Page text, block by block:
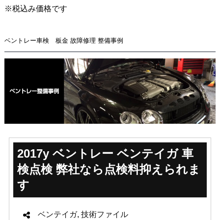
※税込み価格です
ベントレー車検 板金 故障修理 整備事例
2017y ベントレー ベンテイガ 車
検点検 弊社なら点検料抑えられま
す
ベンテイガ, 技術ファイル